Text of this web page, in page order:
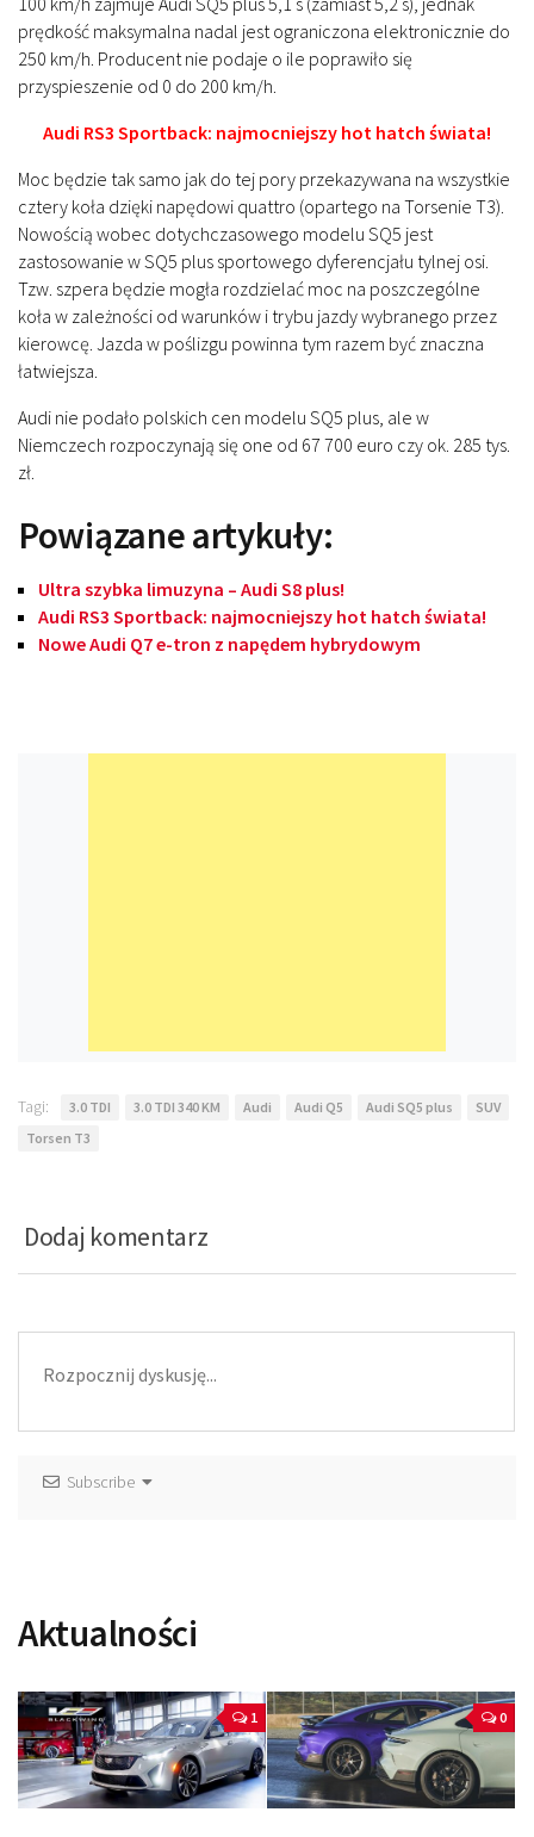
prędkość maksymalna nadal jest ograniczona elektronicznie do
250 km/h. Producent nie podaje o ile poprawiło się
przyspieszenie od 0 do 200 km/h.
Audi RS3 Sportback: najmocniejszy hot hatch świata!
Moc będzie tak samo jak do tej pory przekazywana na wszystkie
cztery koła dzięki napędowi quattro (opartego na Torsenie T3).
Nowością wobec dotychczasowego modelu SQ5 jest
zastosowanie w SQ5 plus sportowego dyferencjału tylnej osi.
Tzw. szpera będzie mogła rozdzielać moc na poszczególne
koła w zależności od warunków i trybu jazdy wybranego przez
kierowcę. Jazda w poślizgu powinna tym razem być znaczna
łatwiejsza.
Audi nie podało polskich cen modelu SQ5 plus, ale w
Niemczech rozpoczynają się one od 67 700 euro czy ok. 285 tys.
zł.
Powiązane artykuły:
Ultra szybka limuzyna – Audi S8 plus!
Audi RS3 Sportback: najmocniejszy hot hatch świata!
Nowe Audi Q7 e-tron z napędem hybrydowym
Tagi: 3.0 TDI 3.0 TDI 340 KM Audi Audi Q5 Audi SQ5 plus
SUV
Torsen T3
Dodaj komentarz
Subscribe
Aktualności
1 0